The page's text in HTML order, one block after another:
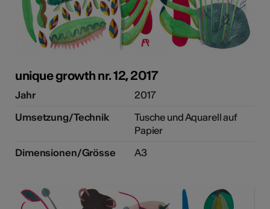
unique growth nr. 12, 2017
Jahr
2017
Umsetzung/Technik
Tusche und Aquarell auf
Papier
Dimensionen/Grösse
A3